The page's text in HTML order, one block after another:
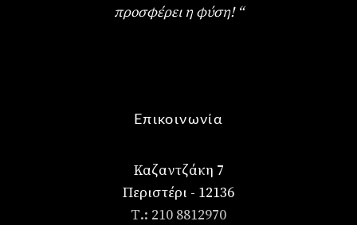
προσφέρει η φύση! “
Επικοινωνία
Καζαντζάκη 7
Περιστέρι - 12136
Τ.: 210 8812970